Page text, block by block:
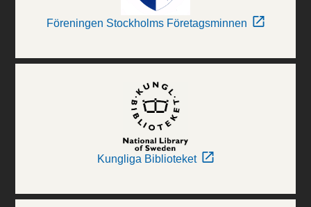
Föreningen Stockholms Företagsminnen
Kungliga Biblioteket